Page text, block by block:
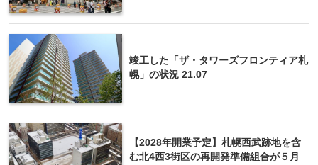
竣工した「ザ・タワーズフロンティア札
幌」の状況 21.07
【2028年開業予定】札幌西武跡地を含
む北4西3街区の再開発準備組合が５月